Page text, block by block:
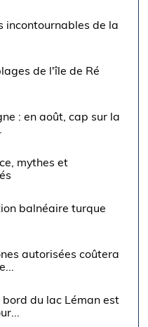
incontournables de la
de l'île de Ré
: en août, cap sur la
mythes et
balnéaire turque
autorisées coûtera
du lac Léman est